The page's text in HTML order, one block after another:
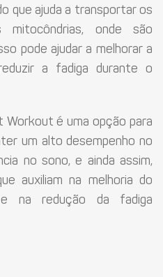
que ajuda a transportar os
onde são
pode ajudar a melhorar a
a fadiga durante o
é uma opção para
um alto desempenho no
no sono, e ainda assim,
auxiliam na melhoria do
e na redução da fadiga